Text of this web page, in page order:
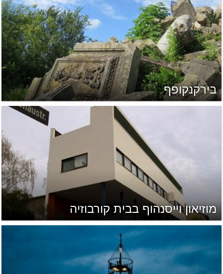
בירקנקופף
מוזיאון וייסנהוף בבית קורבוזיה